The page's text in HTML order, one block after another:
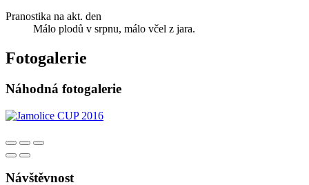
Pranostika na akt. den
Málo plodů v srpnu, málo včel z jara.
Fotogalerie
Náhodná fotogalerie
Návštěvnost